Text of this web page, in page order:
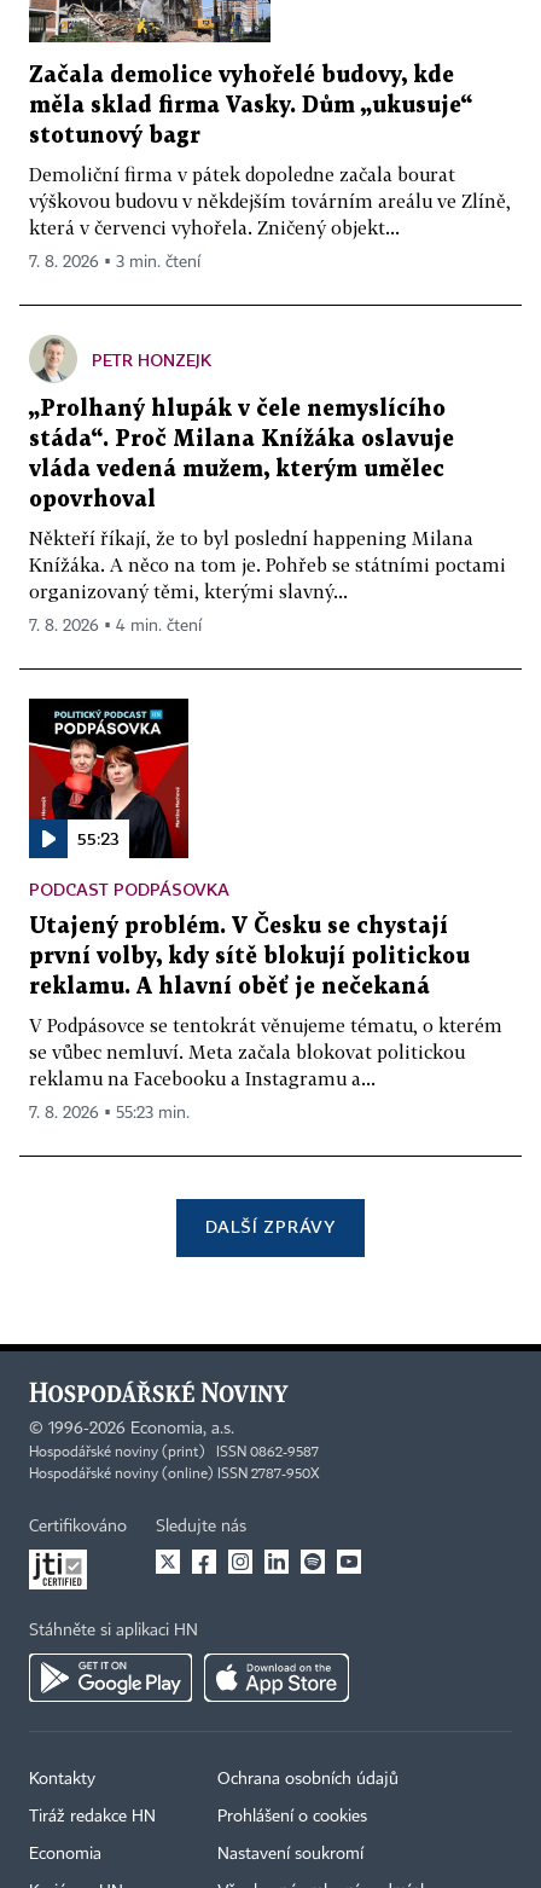
Začala demolice vyhořelé budovy, kde
měla sklad firma Vasky. Dům „ukusuje“
stotunový bagr
Demoliční firma v pátek dopoledne začala bourat
výškovou budovu v někdejším továrním areálu ve Zlíně,
která v červenci vyhořela. Zničený objekt...
7. 8. 2026 ▪ 3 min. čtení
PETR HONZEJK
„Prolhaný hlupák v čele nemyslícího
stáda“. Proč Milana Knížáka oslavuje
vláda vedená mužem, kterým umělec
opovrhoval
Někteří říkají, že to byl poslední happening Milana
Knížáka. A něco na tom je. Pohřeb se státními poctami
organizovaný těmi, kterými slavný...
7. 8. 2026 ▪ 4 min. čtení
55:23
PODCAST PODPÁSOVKA
Utajený problém. V Česku se chystají
první volby, kdy sítě blokují politickou
reklamu. A hlavní oběť je nečekaná
V Podpásovce se tentokrát věnujeme tématu, o kterém
se vůbec nemluví. Meta začala blokovat politickou
reklamu na Facebooku a Instagramu a...
7. 8. 2026 ▪ 55:23 min.
DALŠÍ ZPRÁVY
© 1996-2026 Economia, a.s.
Hospodářské noviny (print) ISSN 0862-9587
Hospodářské noviny (online) ISSN 2787-950X
Certifikováno Sledujte nás
Stáhněte si aplikaci HN
Kontakty
Tiráž redakce HN
Economia
Ochrana osobních údajů
Prohlášení o cookies
Nastavení soukromí